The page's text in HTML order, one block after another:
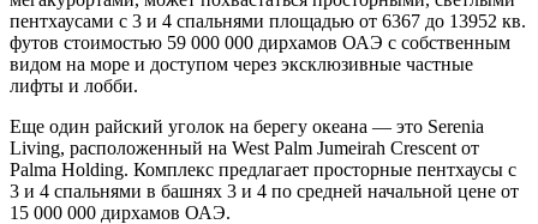
пентхаусами с 3 и 4 спальнями площадью от 6367 до 13952 кв.
футов стоимостью 59 000 000 дирхамов ОАЭ с собственным
видом на море и доступом через эксклюзивные частные
лифты и лобби.
Еще один райский уголок на берегу океана — это Serenia
Living, расположенный на West Palm Jumeirah Crescent от
Palma Holding. Комплекс предлагает просторные пентхаусы с
3 и 4 спальнями в башнях 3 и 4 по средней начальной цене от
15 000 000 дирхамов ОАЭ.